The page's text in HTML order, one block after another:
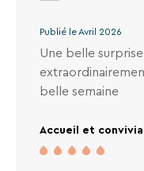
Publié le Avril 2026
Une belle
belle semaine
Accueil et